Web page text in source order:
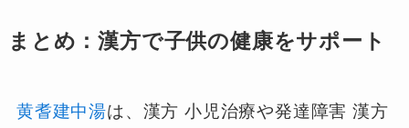
まとめ：漢方で子供の健康をサポート
黄耆建中湯は、漢方 小児治療や発達障害 漢方